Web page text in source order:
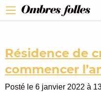
Résidence de
commencer
Posté le 6 janvier 2022 à